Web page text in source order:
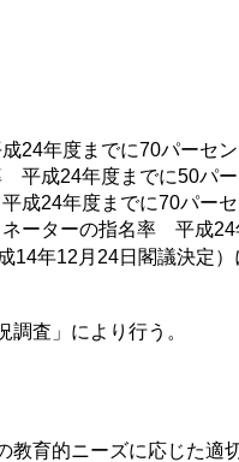
24年度までに70パーセン
成24年度までに50パー
成24年度までに70パーセ
ーターの指名率 平成24
14年12月24日閣議決定
査」により行う。
育的ニーズに応じた